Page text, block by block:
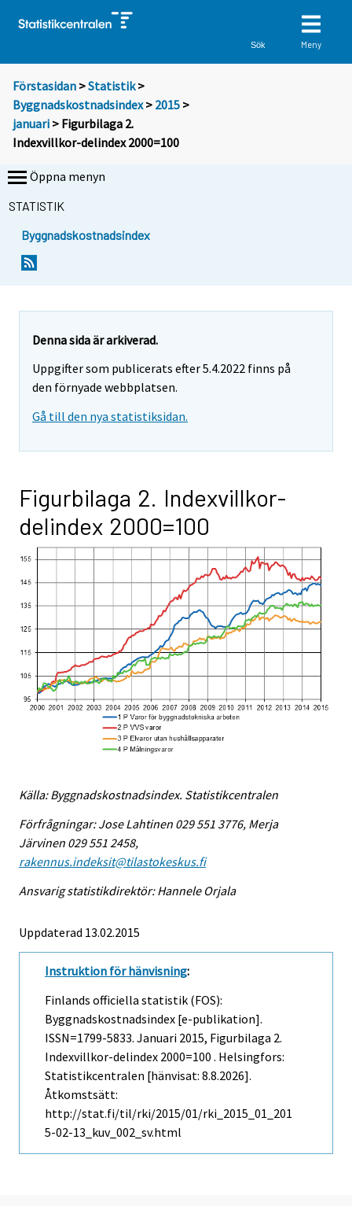
Sök Meny
Förstasidan >Statistik >
Byggnadskostnadsindex> 2015 >
januari > Figurbilaga 2.
Indexvillkor-delindex 2000=100
Öppna menyn
STATISTIK
Byggnadskostnadsindex
Denna sida är arkiverad.
Uppgifter som publicerats efter 5.4.2022 finns på
den förnyade webbplatsen.
Gå till den nya statistiksidan.
Figurbilaga 2. Indexvillkor-
delindex 2000=100
Källa: Byggnadskostnadsindex. Statistikcentralen
Förfrågningar: Jose Lahtinen 029 551 3776, Merja
Järvinen 029 551 2458,
rakennus.indeksit@tilastokeskus.fi
Ansvarig statistikdirektör: Hannele Orjala
Uppdaterad 13.02.2015
Instruktion för hänvisning:
Finlands officiella statistik (FOS):
Byggnadskostnadsindex [e-publikation].
ISSN=1799-5833. Januari 2015, Figurbilaga 2.
Indexvillkor-delindex 2000=100 . Helsingfors:
Statistikcentralen [hänvisat: 8.8.2026].
Åtkomstsätt:
http://stat.fi/til/rki/2015/01/rki_2015_01_201
5-02-13_kuv_002_sv.html